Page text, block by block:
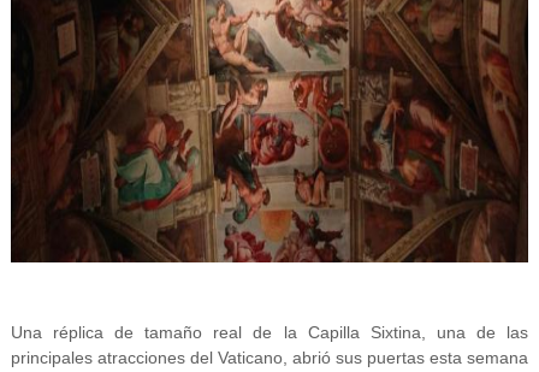
Una réplica de tamaño real de la Capilla Sixtina, una de las
principales atracciones del Vaticano, abrió sus puertas esta semana